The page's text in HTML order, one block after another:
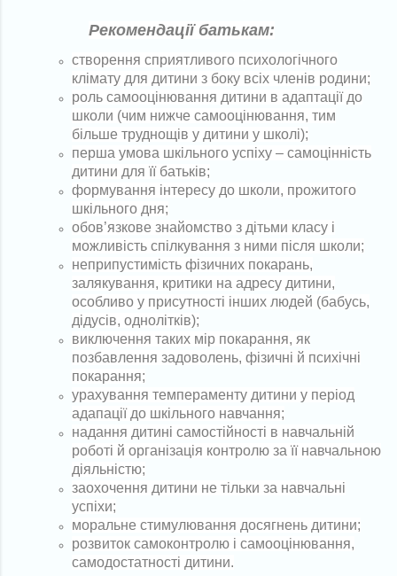
Рекомендації батькам:
створення сприятливого психологічного
клімату для дитини з боку всіх членів родини;
роль самооцінювання дитини в адаптації до
школи (чим нижче самооцінювання, тим
більше труднощів у дитини у школі);
перша умова шкільного успіху – самоцінність
дитини для її батьків;
формування інтересу до школи, прожитого
шкільного дня;
обов’язкове знайомство з дітьми класу і
можливість спілкування з ними після школи;
неприпустимість фізичних покарань,
залякування, критики на адресу дитини,
особливо у присутності інших людей (бабусь,
дідусів, однолітків);
виключення таких мір покарання, як
позбавлення задоволень, фізичні й психічні
покарання;
урахування темпераменту дитини у період
адапації до шкільного навчання;
надання дитині самостійності в навчальній
роботі й організація контролю за її навчальною
діяльністю;
заохочення дитини не тільки за навчальні
успіхи;
моральне стимулювання досягнень дитини;
розвиток самоконтролю і самооцінювання,
самодостатності дитини.